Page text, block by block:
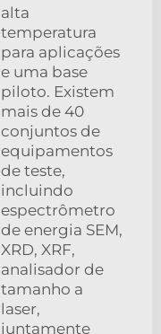
alta
temperatura
para aplicações
e uma base
piloto. Existem
mais de 40
conjuntos de
equipamentos
de teste,
incluindo
espectrômetro
de energia SEM,
XRD, XRF,
analisador de
tamanho a
laser,
juntamente